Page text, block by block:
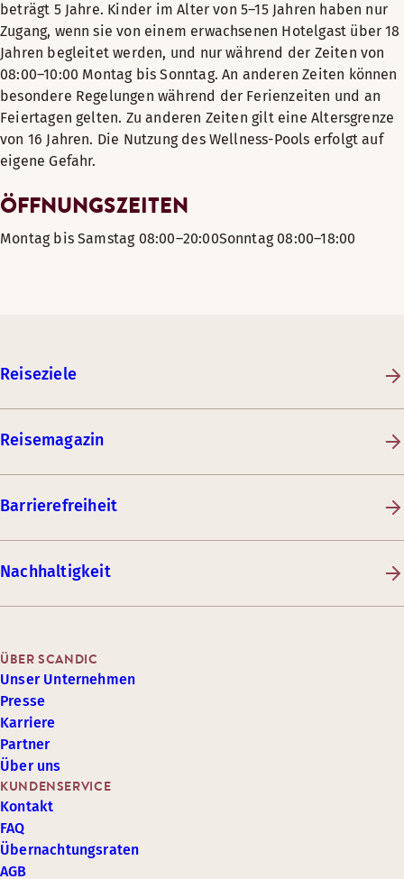
beträgt 5 Jahre. Kinder im Alter von 5–15 Jahren haben nur
Zugang, wenn sie von einem erwachsenen Hotelgast über 18
Jahren begleitet werden, und nur während der Zeiten von
08:00–10:00 Montag bis Sonntag. An anderen Zeiten können
besondere Regelungen während der Ferienzeiten und an
Feiertagen gelten. Zu anderen Zeiten gilt eine Altersgrenze
von 16 Jahren. Die Nutzung des Wellness-Pools erfolgt auf
eigene Gefahr.
ÖFFNUNGSZEITEN
Montag bis Samstag 08:00–20:00Sonntag 08:00–18:00
Reiseziele
Reisemagazin
Barrierefreiheit
Nachhaltigkeit
KUNDENSERVICE
Kontakt
FAQ
Übernachtungsraten
AGB
ÜBER SCANDIC
Unser Unternehmen
Presse
Karriere
Partner
Über uns